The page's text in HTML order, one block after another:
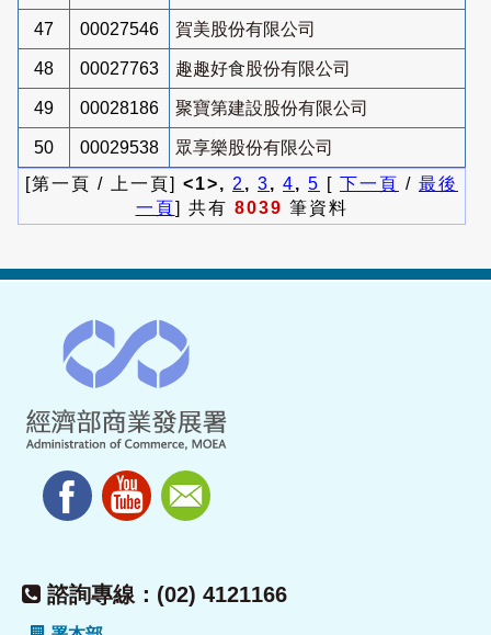
47 00027546 賀美股份有限公司
48 00027763 趣趣好食股份有限公司
49 00028186 聚寶第建設股份有限公司
50 00029538
眾享樂股份有限公司
[第一頁 / 上一頁] <1>, 2 , 3, 4, 5 [ 下一頁 / 最後
一頁] 共有 8039 筆資料
諮詢專線：(02) 4121166